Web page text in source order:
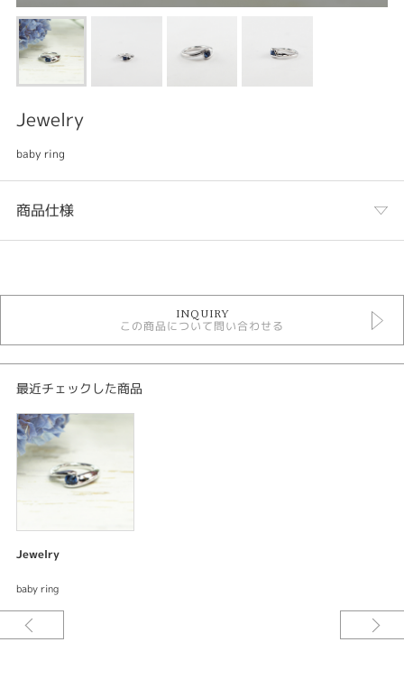
Jewelry
baby ring
商品仕様
デジタルジュエリージュエリー
紹介文
デジタルジュエリー®
素材：プラチナ900
サイズ：リング直径約10mm リング幅約3.6mm
加工：鏡面仕上げ
宝石：ブルーサファイア 1ps
ダーメイド出来るまったく新しいオーダーメイドシステムです。
今回のベビーリングストーリーは婚約指輪と同じデザインで制作させていた
だきました。以前に婚約指輪と結婚指輪でお世話になったおふたりからお子
様が誕生されたという嬉しいご報告をいただき奥様がお持ちのエンゲージリ
ングと同じデザインのベービーリングを作らせていただきました。誕生石の
INQUIRY
この商品について問い合わせる
最近チェックした商品
Jewelry
baby ring